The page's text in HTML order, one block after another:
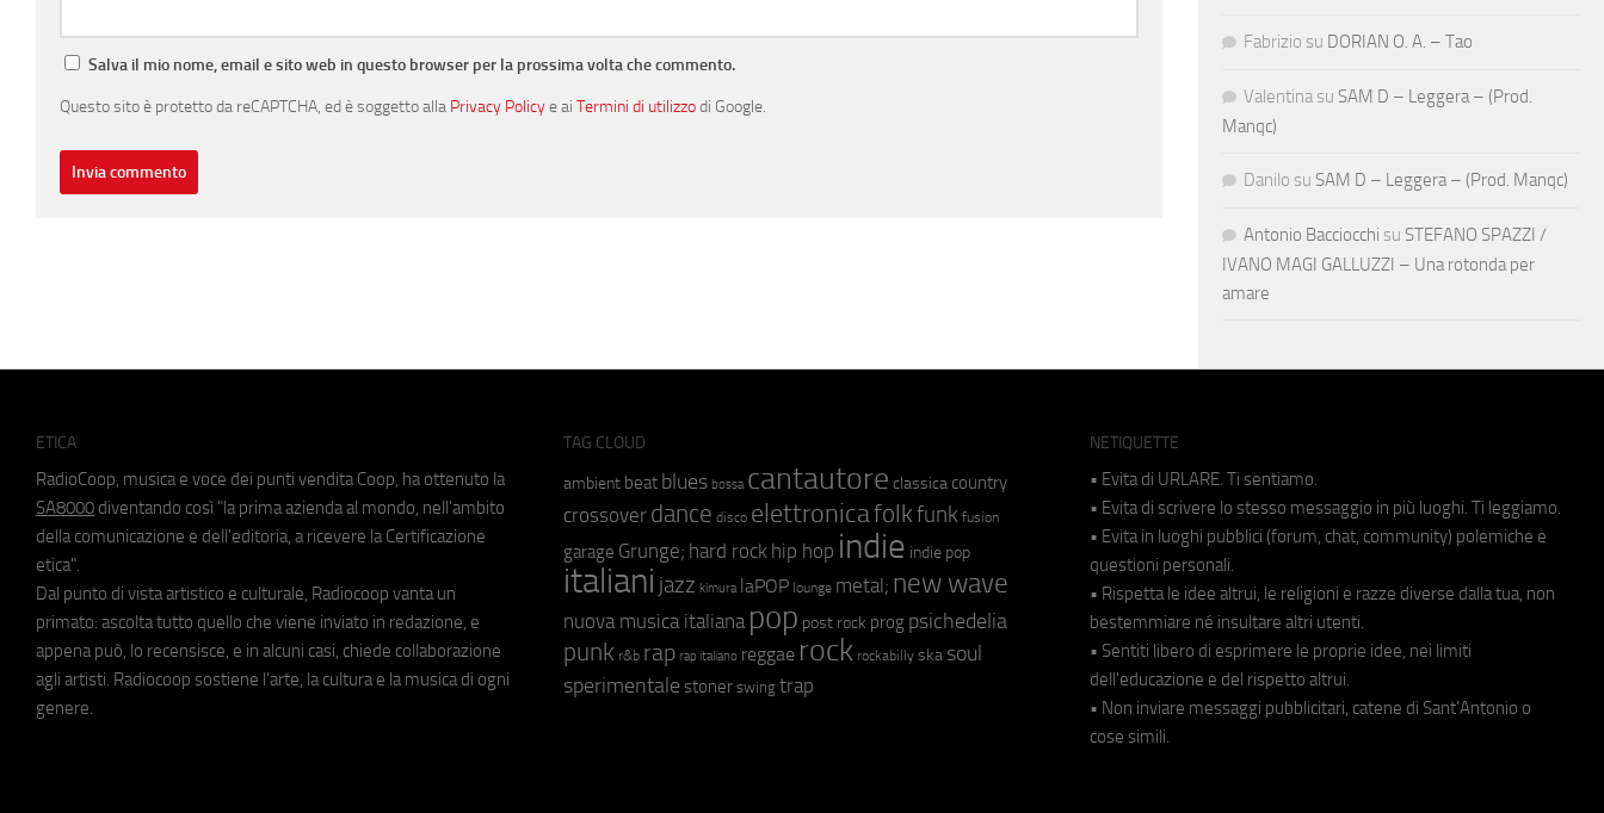
Salva il mio nome, email e sito web in questo browser per la prossima volta che commento.
Questo sito è protetto da reCAPTCHA, ed è soggetto alla Privacy Policye ai Termini di utilizzodi Google.
Fabrizio su DORIAN O. A. – Tao
Valentina su SAM D – Leggera – (Prod.
Manqc)
Danilo su SAM D – Leggera – (Prod. Manqc)
Antonio Bacciocchi su STEFANO SPAZZI /
IVANO MAGI GALLUZZI – Una rotonda per
amare
ETICA
RadioCoop, musica e voce dei punti vendita Coop, ha ottenuto la
SA8000 diventando così "la prima azienda al mondo, nell'ambito
della comunicazione e dell'editoria, a ricevere la Certificazione
etica".
Dal punto di vista artistico e culturale, Radiocoop vanta un
primato: ascolta tutto quello che viene inviato in redazione, e
appena può, lo recensisce, e in alcuni casi, chiede collaborazione
agli artisti. Radiocoop sostiene l'arte, la cultura e la musica di ogni
genere.
TAG CLOUD
ambient beat blues bossa cantautore classica country
crossover dance disco elettronicafolkfunk fusion
garage Grunge; hard rock hip hop indie indie pop
italiani jazz kimura laPOP lounge metal; new wave
nuova musica italiana pop post rock prog psichedelia
punk r&b rap rap italiano reggae rock rockabilly ska soul
sperimentale stoner swing trap
NETIQUETTE
• Evita di URLARE. Ti sentiamo.
• Evita di scrivere lo stesso messaggio in più luoghi. Ti leggiamo.
• Evita in luoghi pubblici (forum, chat, community) polemiche e
questioni personali.
• Rispetta le idee altrui, le religioni e razze diverse dalla tua, non
bestemmiare né insultare altri utenti.
• Sentiti libero di esprimere le proprie idee, nei limiti
dell'educazione e del rispetto altrui.
• Non inviare messaggi pubblicitari, catene di Sant'Antonio o
cose simili.